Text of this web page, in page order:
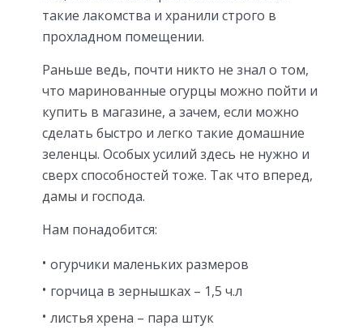
такие лакомства и хранили строго в
прохладном помещении.
Раньше ведь, почти никто не знал о том,
что маринованные огурцы можно пойти и
купить в магазине, а зачем, если можно
сделать быстро и легко такие домашние
зеленцы. Особых усилий здесь не нужно и
сверх способностей тоже. Так что вперед,
дамы и господа.
Нам понадобится:
огурчики маленьких размеров
горчица в зернышках – 1,5 ч.л
листья хрена – пара штук